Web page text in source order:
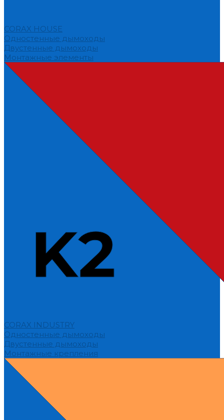
CORAX HOUSE
Одностенные дымоходы
Двустенные дымоходы
Монтажные элементы
CORAX INDUSTRY
Одностенные дымоходы
Двустенные дымоходы
Монтажные крепления